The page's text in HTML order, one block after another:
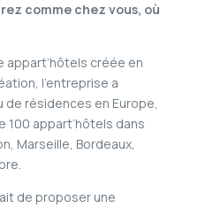
comme chez vous, où
appart’hôtels créée en
l’entreprise a
résidences en Europe,
100 appart’hôtels dans
Marseille, Bordeaux,
de proposer une